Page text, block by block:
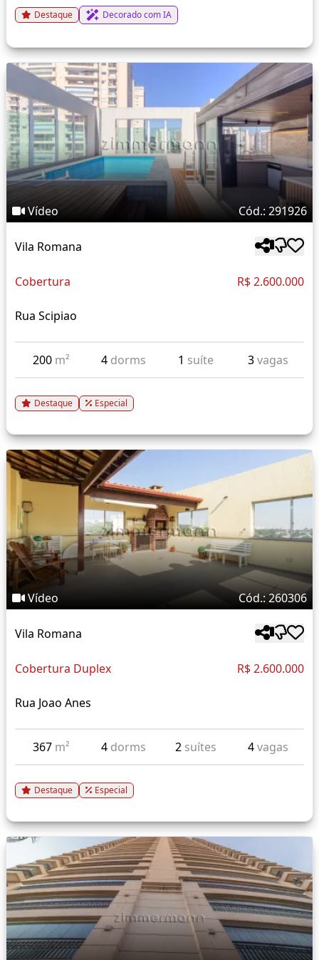
Destaque Decorado com IA
Vídeo Cód.: 291926
Vila Romana
Cobertura R$ 2.600.000
Rua Scipiao
200 m² 4 dorms 1 suíte 3vagas
Destaque Especial
Vídeo Cód.: 260306
Vila Romana
Cobertura Duplex R$ 2.600.000
Rua Joao Anes
367 m² 4 dorms 2 suítes 4vagas
Destaque Especial